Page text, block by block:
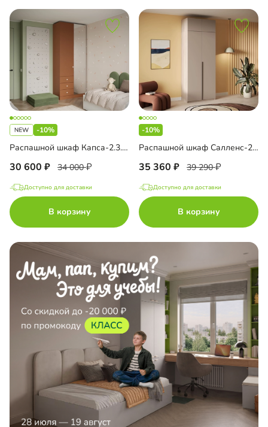
-10%
Распашной шкаф Капса-2.3.3 с зеркалом
30 600 34 000
Доступно для доставки
В корзину
-10%
Распашной шкаф Салленс-2 Премиум с антресолью
35 360 39 290
Доступно для доставки
В корзину